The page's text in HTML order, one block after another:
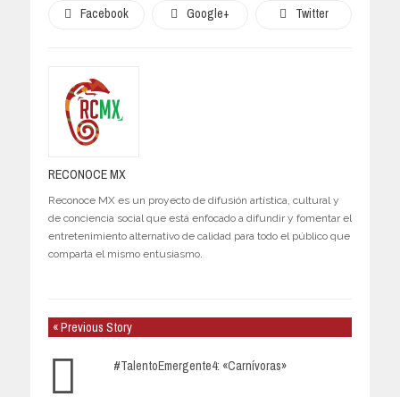
Facebook Google+ Twitter
RECONOCE MX
Reconoce MX es un proyecto de difusión artística, cultural y
de conciencia social que está enfocado a difundir y fomentar el
entretenimiento alternativo de calidad para todo el público que
comparta el mismo entusiasmo.
« Previous Story
#TalentoEmergente4: «Carnívoras»